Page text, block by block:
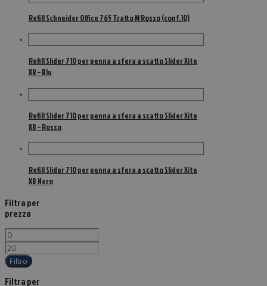
Refill Schneider Office 765 Tratto M Rosso (conf.10)
Refill Slider 710 per penna a sfera a scatto Slider Xite
XB – Blu
Refill Slider 710 per penna a sfera a scatto Slider Xite
XB – Rosso
Refill Slider 710 per penna a sfera a scatto Slider Xite
XB Nero
Filtra per
prezzo
Filtro
Filtra per